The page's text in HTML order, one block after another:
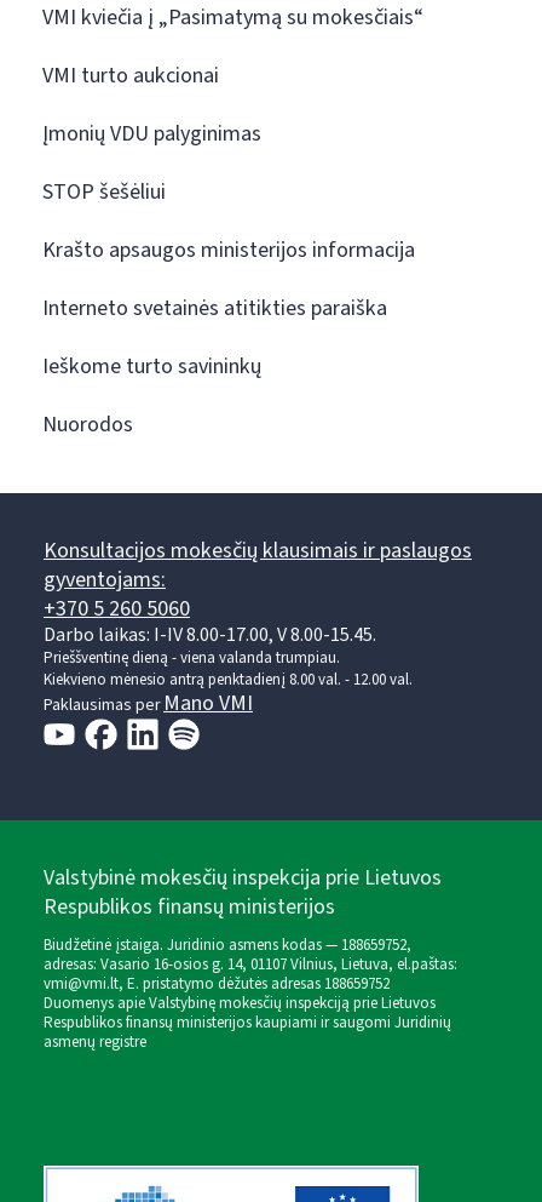
VMI kviečia į „Pasimatymą su mokesčiais“
VMI turto aukcionai
Įmonių VDU palyginimas
STOP šešėliui
Krašto apsaugos ministerijos informacija
Interneto svetainės atitikties paraiška
Ieškome turto savininkų
Nuorodos
Konsultacijos mokesčių klausimais ir paslaugos
gyventojams:
+370 5 260 5060
Darbo laikas: I-IV 8.00-17.00, V 8.00-15.45.
Prieššventinę dieną - viena valanda trumpiau.
Kiekvieno mėnesio antrą penktadienį 8.00 val. - 12.00 val.
Paklausimas perMano VMI
Valstybinė mokesčių inspekcija prie Lietuvos
Respublikos finansų ministerijos
Biudžetinė įstaiga. Juridinio asmens kodas — 188659752,
adresas: Vasario 16-osios g. 14, 01107 Vilnius, Lietuva, el.paštas:
vmi@vmi.lt, E. pristatymo dėžutės adresas 188659752
Duomenys apie Valstybinę mokesčių inspekciją prie Lietuvos
Respublikos finansų ministerijos kaupiami ir saugomi Juridinių
asmenų registre